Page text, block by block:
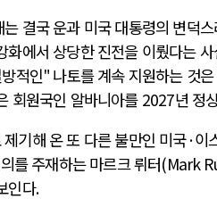
결국 운과 미국 대통령의 변덕
화에서 상당한 진전을 이뤘다는
적인" 나토를 계속 지원하는 것은
회원국인 알바니아를 2027년 정
기해 온 또 다른 불만인 미국·이
를 주재하는 마르크 뤼터(Mark
인다.